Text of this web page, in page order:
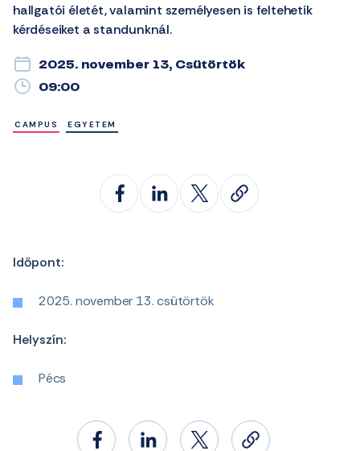
hallgatói életét, valamint személyesen is feltehetik
kérdéseiket a standunknál.
2025. november 13, Csütörtök
09:00
CAMPUS EGYETEM
Időpont:
2025. november 13. csütörtök
Helyszín:
Pécs